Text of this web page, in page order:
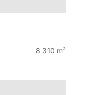
8 310 m²